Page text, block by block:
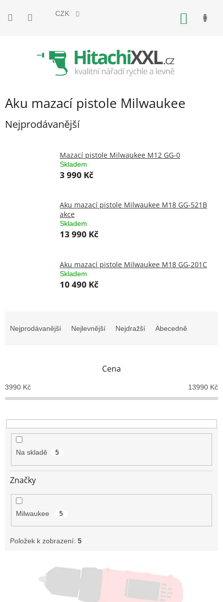
obsah
CZK
Aku mazací pistole Milwaukee
Nejprodávanější
Mazací pistole Milwaukee M12 GG-0
Skladem
3 990 Kč
Aku mazací pistole Milwaukee M18 GG-521B
akce
Skladem
13 990 Kč
Aku mazací pistole Milwaukee M18 GG-201C
Skladem
10 490 Kč
p
r
o
u
Nejprodávanější Nejlevnější Nejdražší Abecedně
Cena
3990 Kč 13990 Kč
Na skladě 5
Značky
Milwaukee 5
Položek k zobrazení: 5